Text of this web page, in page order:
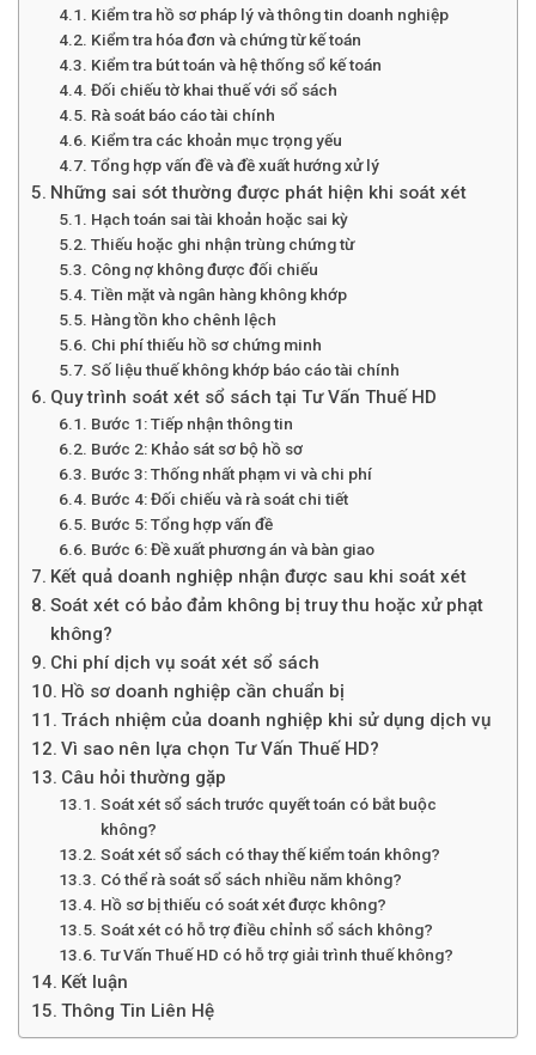
Kiểm tra hồ sơ pháp lý và thông tin doanh nghiệp
Kiểm tra hóa đơn và chứng từ kế toán
Kiểm tra bút toán và hệ thống sổ kế toán
Đối chiếu tờ khai thuế với sổ sách
Rà soát báo cáo tài chính
Kiểm tra các khoản mục trọng yếu
Tổng hợp vấn đề và đề xuất hướng xử lý
Những sai sót thường được phát hiện khi soát xét
Hạch toán sai tài khoản hoặc sai kỳ
Thiếu hoặc ghi nhận trùng chứng từ
Công nợ không được đối chiếu
Tiền mặt và ngân hàng không khớp
Hàng tồn kho chênh lệch
Chi phí thiếu hồ sơ chứng minh
Số liệu thuế không khớp báo cáo tài chính
Quy trình soát xét sổ sách tại Tư Vấn Thuế HD
Bước 1: Tiếp nhận thông tin
Bước 2: Khảo sát sơ bộ hồ sơ
Bước 3: Thống nhất phạm vi và chi phí
Bước 4: Đối chiếu và rà soát chi tiết
Bước 5: Tổng hợp vấn đề
Bước 6: Đề xuất phương án và bàn giao
Kết quả doanh nghiệp nhận được sau khi soát xét
Soát xét có bảo đảm không bị truy thu hoặc xử phạt
không?
Chi phí dịch vụ soát xét sổ sách
Hồ sơ doanh nghiệp cần chuẩn bị
Trách nhiệm của doanh nghiệp khi sử dụng dịch vụ
Vì sao nên lựa chọn Tư Vấn Thuế HD?
Câu hỏi thường gặp
Soát xét sổ sách trước quyết toán có bắt buộc
không?
Soát xét sổ sách có thay thế kiểm toán không?
Có thể rà soát sổ sách nhiều năm không?
Hồ sơ bị thiếu có soát xét được không?
Soát xét có hỗ trợ điều chỉnh sổ sách không?
Tư Vấn Thuế HD có hỗ trợ giải trình thuế không?
Kết luận
Thông Tin Liên Hệ